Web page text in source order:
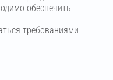
обеспечить
требованиями